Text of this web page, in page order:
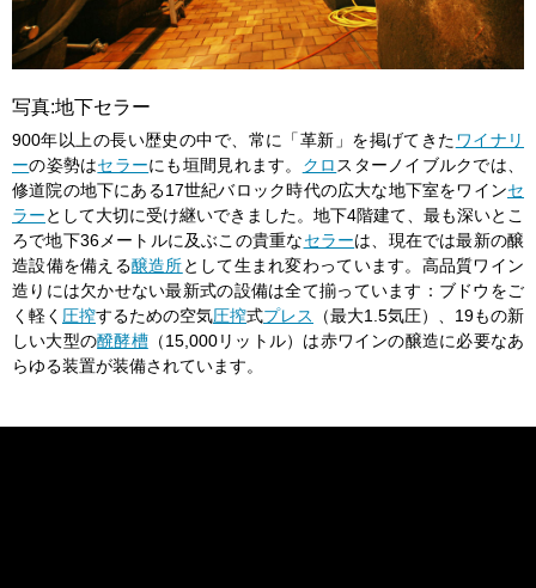
写真:地下セラー
900年以上の長い歴史の中で、常に「革新」を掲げてきたワイナリ
ーの姿勢はセラーにも垣間見れます。 クロ スターノイブルクでは、
修道院の地下にある17世紀バロック時代の広大な地下室をワインセ
ラーとして大切に受け継いできました。地下4階建て、最も深いとこ
ろで地下36メートルに及ぶこの貴重なセラーは、現在では最新の醸
造設備を備える醸造所として生まれ変わっています。高品質ワイン
造りには欠かせない最新式の設備は全て揃っています：ブドウをご
く軽く 圧搾するための空気圧搾式プレス
（最大1.5気圧）、19もの新
しい大型の醗酵槽（15,000リットル）は赤ワインの醸造に必要なあ
らゆる装置が装備されています。